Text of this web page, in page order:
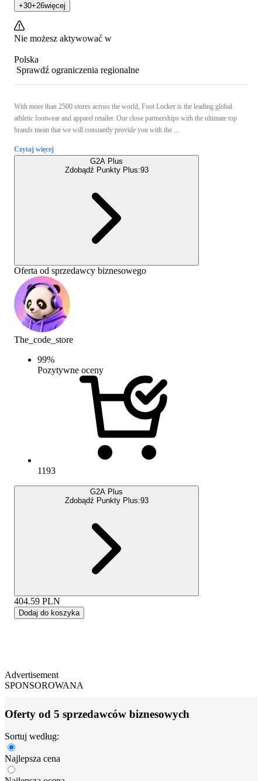
+30+26więcej
Nie możesz aktywować w
Polska
Sprawdź ograniczenia regionalne
With more than 2500 stores across the world, Foot Locker is the leading global
athletic footwear and apparel retailer. Our close partnerships with the ultimate top
brands mean that we will constantly provide you with the ...
Czytaj więcej
G2A Plus
Zdobądź Punkty Plus:93
Oferta od sprzedawcy biznesowego
The_code_store
99%
Pozytywne oceny
1193
G2A Plus
Zdobądź Punkty Plus:93
404.59 PLN
Dodaj do koszyka
Advertisement
SPONSOROWANA
Oferty od 5 sprzedawców biznesowych
Sortuj według:
Najlepsza cena